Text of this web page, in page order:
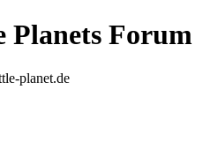
Planets Forum
planet.de